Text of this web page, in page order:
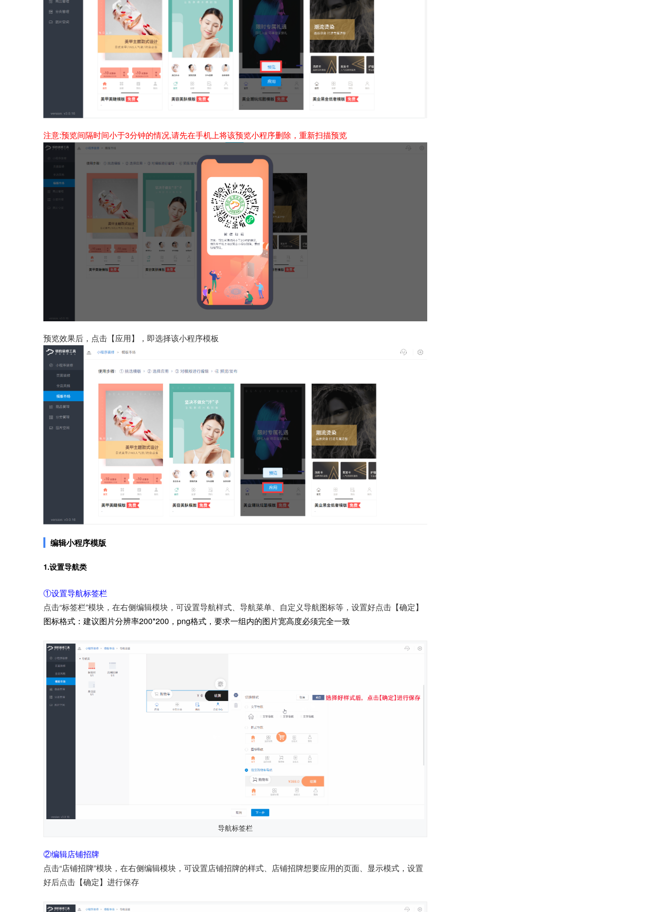
注意:预览间隔时间小于3分钟的情况,请先在手机上将该预览小程序删除，重新扫描预览
预览效果后，点击【应用】，即选择该小程序模板
编辑小程序模版
1.设置导航类
①设置导航标签栏
点击“标签栏”模块，在右侧编辑模块，可设置导航样式、导航菜单、自定义导航图标等，设置好点击【确定】
图标格式：建议图片分辨率200*200，png格式，要求一组内的图片宽高度必须完全一致
导航标签栏
②编辑店铺招牌
点击“店铺招牌”模块，在右侧编辑模块，可设置店铺招牌的样式、店铺招牌想要应用的页面、显示模式，设置
好后点击【确定】进行保存